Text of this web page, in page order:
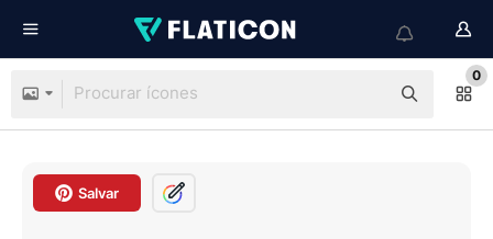
0
Salvar